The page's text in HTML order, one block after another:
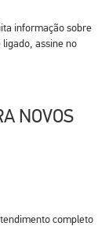
informação sobre
ligado, assine no
NOVOS
completo